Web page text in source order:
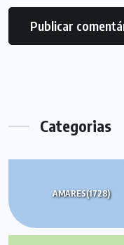
Categorias
AMARES(1728)